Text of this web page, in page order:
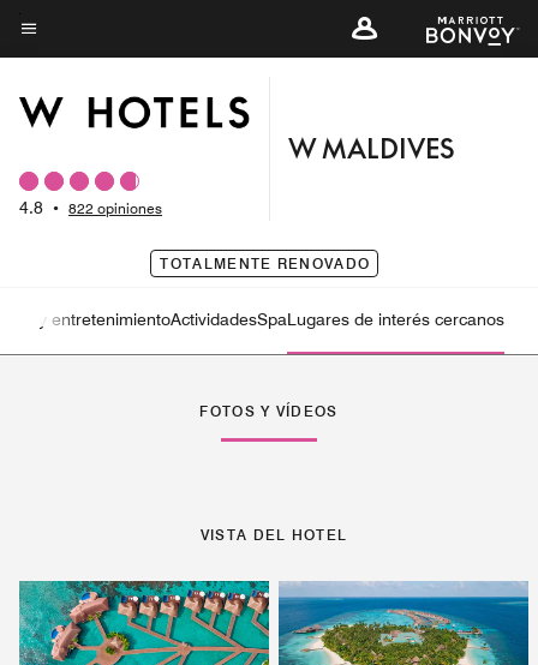
Skip
to
content
Texto del menú
4.8 • 822 opiniones
W MALDIVES
TOTALMENTE RENOVADO
Flecha izquierda
y entretenimientoActividadesSpaLugares de interés cercanos
FOTOS Y VÍDEOS
VISTA DEL HOTEL